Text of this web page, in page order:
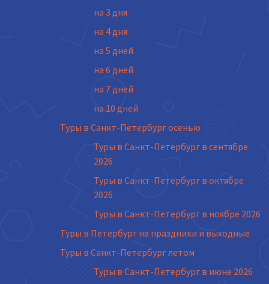
на 3 дня
на 4 дня
на 5 дней
на 6 дней
на 7 дней
на 10 дней
Туры в Санкт-Петербург осенью
Туры в Санкт-Петербург в сентябре
2026
Туры в Санкт-Петербург в октябре
2026
Туры в Санкт-Петербург в ноябре 2026
Туры в Петербург на праздники и выходные
Туры в Санкт-Петербург летом
Туры в Санкт-Петербург в июне 2026